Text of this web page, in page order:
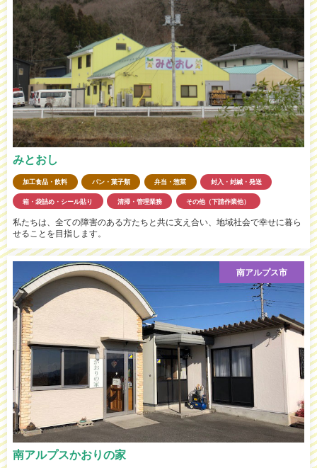
みとおし
加工食品・飲料 パン・菓子類 弁当・惣菜 封入・封緘・発送
箱・袋詰め・シール貼り 清掃・管理業務 その他（下請作業他）
私たちは、全ての障害のある方たちと共に支え合い、地域社会で幸せに暮ら
せることを目指します。
南アルプスかおりの家
南アルプス市